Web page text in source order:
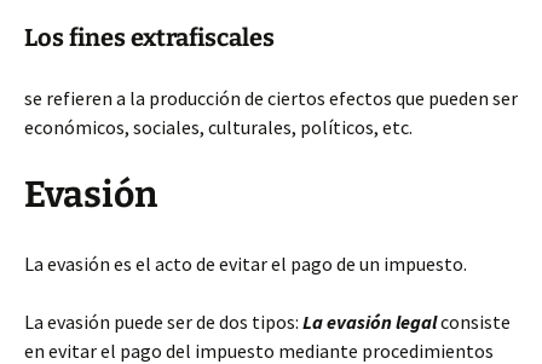
Los fines extrafiscales
se refieren a la producción de ciertos efectos que pueden ser
económicos, sociales, culturales, políticos, etc.
Evasión
La evasión es el acto de evitar el pago de un impuesto.
La evasión puede ser de dos tipos: La evasión legalconsiste
en evitar el pago del impuesto mediante procedimientos